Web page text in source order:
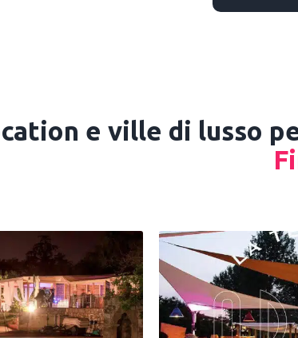
e ville di lusso